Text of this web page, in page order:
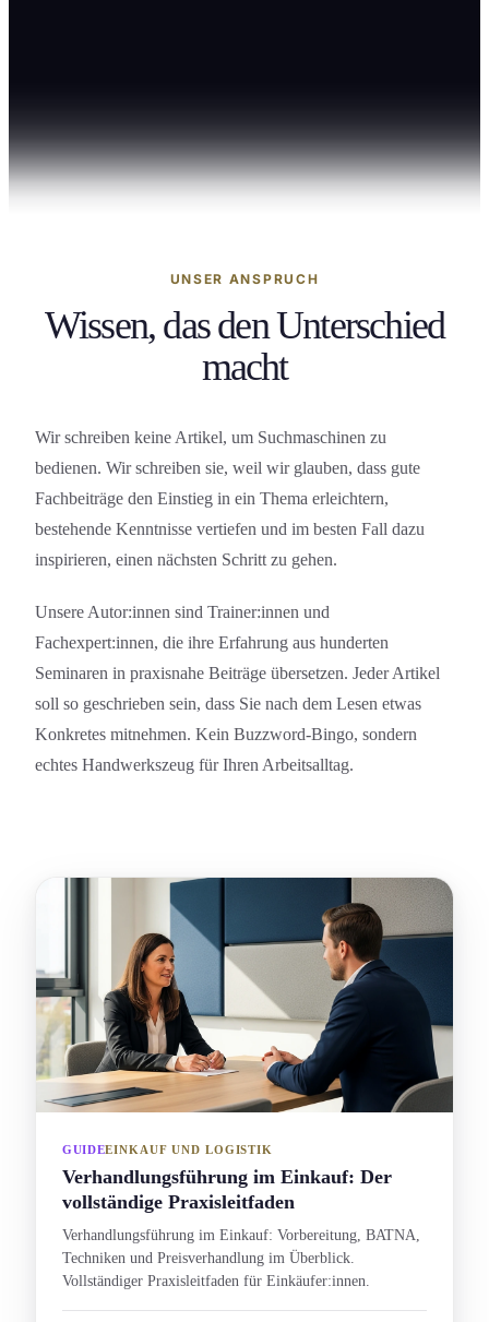
UNSER ANSPRUCH
Wissen, das den Unterschied
macht
Wir schreiben keine Artikel, um Suchmaschinen zu
bedienen. Wir schreiben sie, weil wir glauben, dass gute
Fachbeiträge den Einstieg in ein Thema erleichtern,
bestehende Kenntnisse vertiefen und im besten Fall dazu
inspirieren, einen nächsten Schritt zu gehen.
Unsere Autor:innen sind Trainer:innen und
Fachexpert:innen, die ihre Erfahrung aus hunderten
Seminaren in praxisnahe Beiträge übersetzen. Jeder Artikel
soll so geschrieben sein, dass Sie nach dem Lesen etwas
Konkretes mitnehmen. Kein Buzzword-Bingo, sondern
echtes Handwerkszeug für Ihren Arbeitsalltag.
Personalmanagement
SEMINAR-INSTITUT
Führungskompetenz
Einkauf und Supply Chain
109
GUIDEEINKAUF UND LOGISTIK
Verhandlungs­führung im Einkauf: Der
vollständige Praxisleitfaden
Verhandlungs­führung im Einkauf: Vorbereitung, BATNA,
Techniken und Preisverhandlung im Überblick.
Vollständiger Praxisleitfaden für Einkäufer:innen.